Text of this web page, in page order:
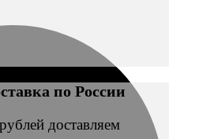
по России
доставляем